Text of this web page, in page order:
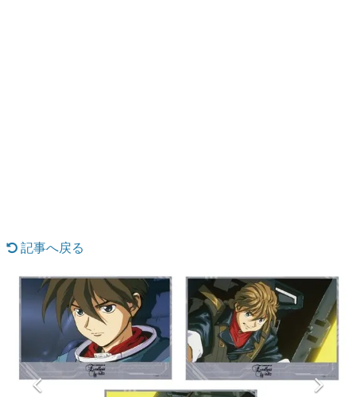
です。
ゲームが変えた日本語
「経験値」「裏技」「ラスボス」… ゲームにまつわる言葉
の起源や用法の変遷を、コンピューター文化史研究家・タ
イニーP氏が徹底調査。
カテゴリ
記事へ戻る